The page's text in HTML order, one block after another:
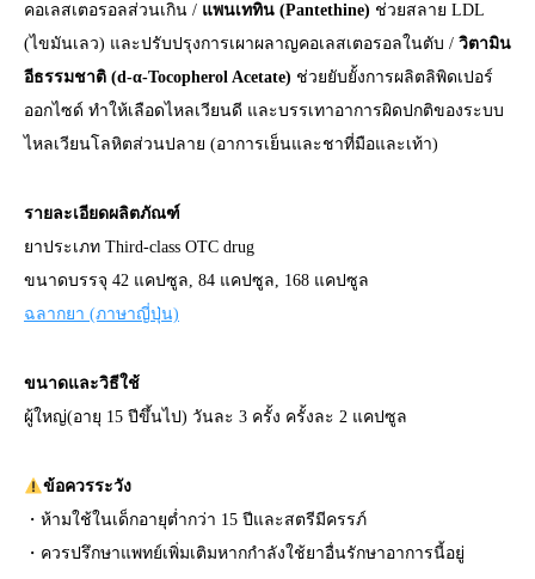
คอเลสเตอรอลส่วนเกิน / แพนเททิน (Pantethine) ช่วยสลาย LDL
(ไขมันเลว) และปรับปรุงการเผาผลาญคอเลสเตอรอลในตับ / วิตามิน
อีธรรมชาติ (d-α-Tocopherol Acetate) ช่วยยับยั้งการผลิตลิพิดเปอร์
ออกไซด์ ทำให้เลือดไหลเวียนดี และบรรเทาอาการผิดปกติของระบบ
ไหลเวียนโลหิตส่วนปลาย (อาการเย็นและชาที่มือและเท้า)
รายละเอียดผลิตภัณฑ์
ยาประเภท Third-class OTC drug
ขนาดบรรจุ 42 แคปซูล, 84 แคปซูล, 168 แคปซูล
ฉลากยา (ภาษาญี่ปุ่น)
ขนาดและวิธีใช้
ผู้ใหญ่(อายุ 15 ปีขึ้นไป) วันละ 3 ครั้ง ครั้งละ 2 แคปซูล
ข้อควรระวัง
・ห้ามใช้ในเด็กอายุต่ำกว่า 15 ปีและสตรีมีครรภ์
・ควรปรึกษาแพทย์เพิ่มเติมหากกำลังใช้ยาอื่นรักษาอาการนี้อยู่